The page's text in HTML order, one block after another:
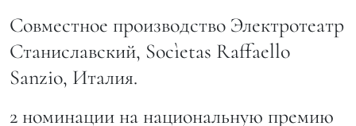
Совместное производство Электротеатр
Станиславский, Socìetas Raffaello
Sanzio, Италия.
2 номинации на национальную премию